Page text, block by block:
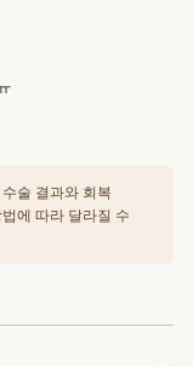
술 결과와 회복
에 따라 달라질 수